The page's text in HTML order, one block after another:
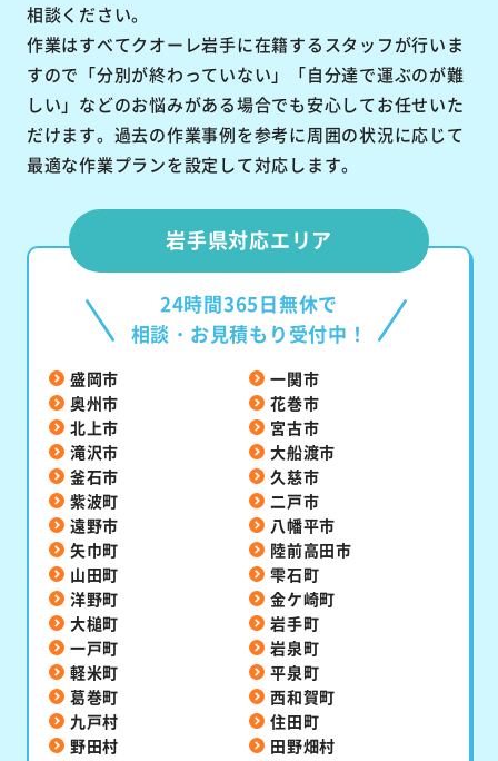
相談ください。
作業はすべてクオーレ岩手に在籍するスタッフが行いま
すので「分別が終わっていない」「自分達で運ぶのが難
しい」などのお悩みがある場合でも安心してお任せいた
だけます。過去の作業事例を参考に周囲の状況に応じて
最適な作業プランを設定して対応します。
岩手県対応エリア
24時間365日無休で
相談・お見積もり受付中！
盛岡市
一関市
奥州市
花巻市
北上市
宮古市
滝沢市
大船渡市
釜石市
久慈市
紫波町
二戸市
遠野市
八幡平市
矢巾町
陸前高田市
山田町
雫石町
洋野町
金ケ崎町
大槌町
岩手町
一戸町
岩泉町
軽米町
平泉町
葛巻町
西和賀町
九戸村
住田町
野田村
田野畑村